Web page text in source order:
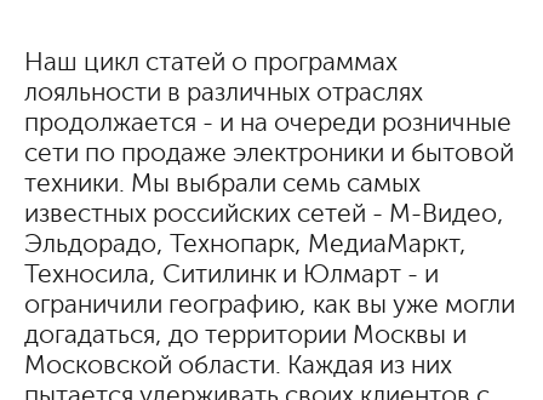
Наш цикл статей о программах
лояльности в различных отраслях
продолжается - и на очереди розничные
сети по продаже электроники и бытовой
техники. Мы выбрали семь самых
известных российских сетей - М-Видео,
Эльдорадо, Технопарк, МедиаМаркт,
Техносила, Ситилинк и Юлмарт - и
ограничили географию, как вы уже могли
догадаться, до территории Москвы и
Московской области. Каждая из них